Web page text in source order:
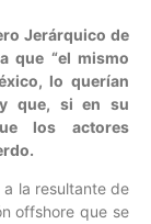
Jerárquico de
que “el mismo
lo querían
que, si en su
los actores
la resultante de
offshore que se